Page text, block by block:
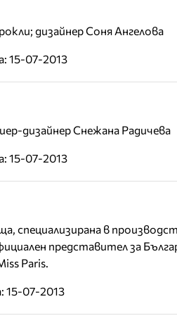
дизайнер Соня Ангелова
15-07-2013
дизайнер Снежана Радичева
15-07-2013
специализирана в
представител за
Paris.
15-07-2013